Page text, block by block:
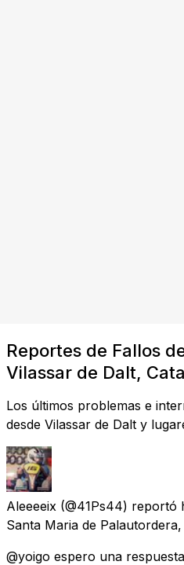
Reportes de Fallos
Vilassar de Dalt,
Los últimos problemas e
desde Vilassar de Dalt y
Aleeeeix (@41Ps44) reportó
Santa Maria de
@yoigo espero una respuesta